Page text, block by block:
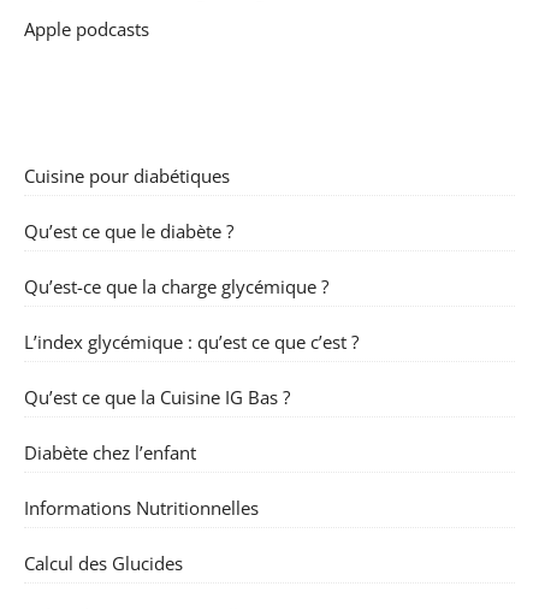
Apple podcasts
Cuisine pour diabétiques
Qu’est ce que le diabète ?
Qu’est-ce que la charge glycémique ?
L’index glycémique : qu’est ce que c’est ?
Qu’est ce que la Cuisine IG Bas ?
Diabète chez l’enfant
Informations Nutritionnelles
Calcul des Glucides